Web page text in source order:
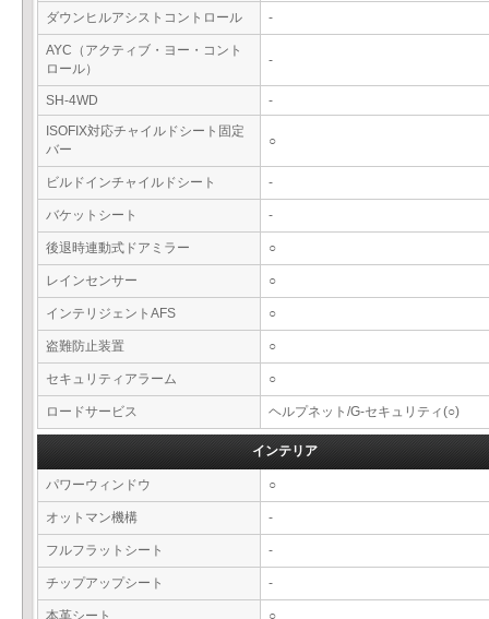
ダウンヒルアシストコントロール -
AYC（アクティブ・ヨー・コント
ロール）
-
SH-4WD
-
ISOFIX対応チャイルドシート固定
バー
○
ビルドインチャイルドシート -
バケットシート -
後退時連動式ドアミラー ○
レインセンサー ○
インテリジェントAFS ○
盗難防止装置 ○
セキュリティアラーム ○
ロードサービス ヘルプネット/G-セキュリティ(○)
インテリア
パワーウィンドウ ○
オットマン機構 -
フルフラットシート -
チップアップシート -
本革シート ○